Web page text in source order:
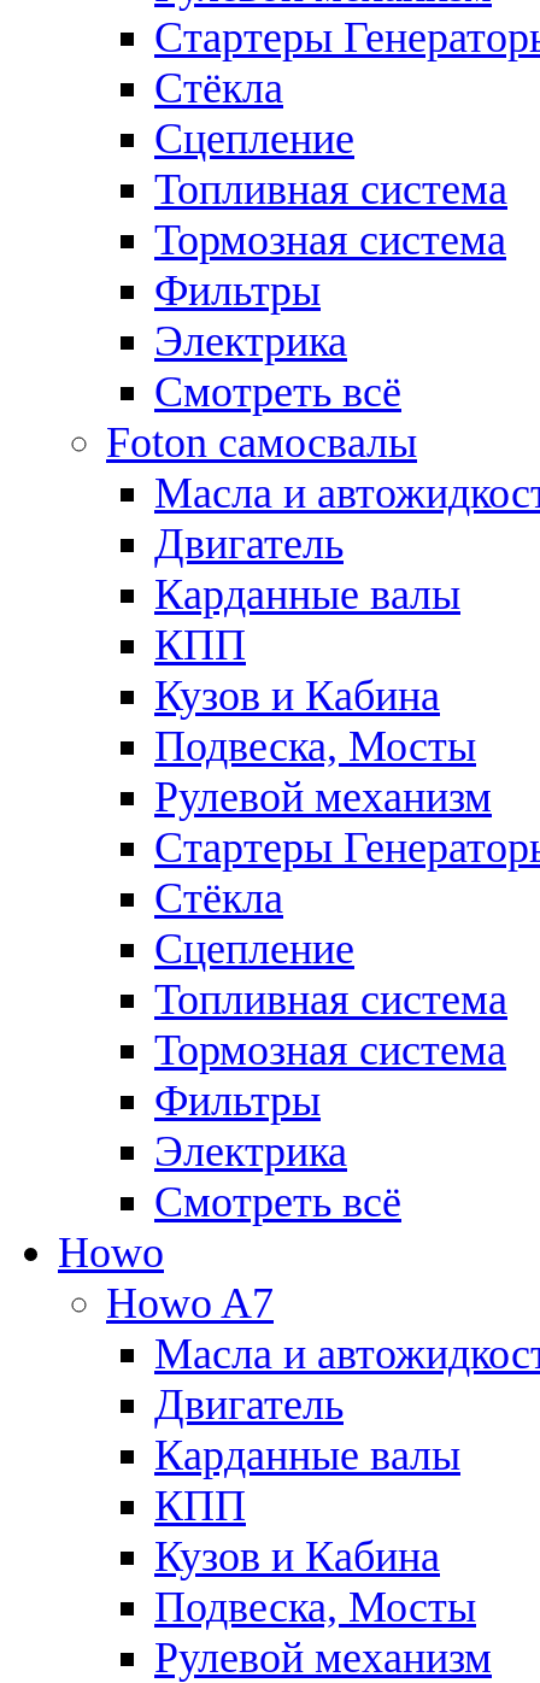
Стартеры
Стёкла
Сцепление
Топливная система
Тормозная система
Фильтры
Электрика
Смотреть всё
Foton самосвалы
Масла и
Двигатель
Карданные валы
КПП
Кузов и Кабина
Подвеска, Мосты
Рулевой механизм
Стартеры
Стёкла
Сцепление
Топливная система
Тормозная система
Фильтры
Электрика
Смотреть всё
Howo
Howo A7
Масла и
Двигатель
Карданные валы
КПП
Кузов и Кабина
Подвеска, Мосты
Рулевой механизм